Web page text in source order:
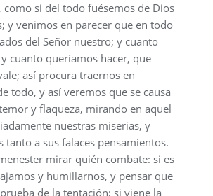
como si del todo fuésemos de Dios
y venimos en parecer que en todo
del Señor nuestro; y cuanto
cuanto queríamos hacer, que
así procura traernos en
todo, y así veremos que se causa
y flaqueza, mirando en aquel
nuestras miserias, y
tanto a sus falaces pensamientos.
mirar quién combate: si es
y humillarnos, y pensar que
de la tentación; si viene la